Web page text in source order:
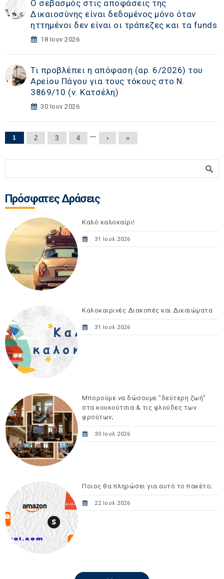
Ο σεβασμός στις αποφάσεις της
Δικαιοσύνης είναι δεδομένος μόνο όταν
ηττημένοι δεν είναι οι τράπεζες και τα funds
18 Ιουν 2026
Τι προβλέπει η απόφαση (αρ. 6/2026) του
Αρείου Πάγου για τους τόκους στο Ν.
3869/10 (ν. Κατσέλη)
30 Ιουν 2026
Σελίδες
1 2 3 4 … › »
Πρόσφατες Δράσεις
Καλό καλοκαίρι!
31 Ιουλ 2026
Καλοκαιρινές Διακοπές και Δικαιώματα
31 Ιουλ 2026
Μπορούμε να δώσουμε "δεύτερη ζωή"
στα κουκούτσια & τις φλούδες των
φρούτων;
30 Ιουλ 2026
Ποιος θα πληρώσει για αυτό το πακέτο;
22 Ιουλ 2026